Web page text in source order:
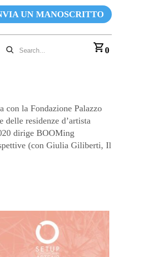
UN MANOSCRITTO
0
la Fondazione Palazzo
residenze d’artista
dirige BOOMing
(con Giulia Giliberti, Il